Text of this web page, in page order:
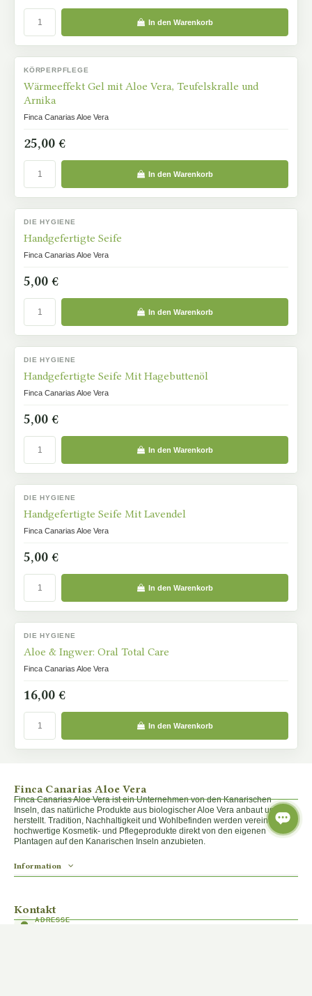
In den Warenkorb
KÖRPERPFLEGE
Wärmeeffekt Gel mit Aloe Vera, Teufelskralle und
Arnika
Finca Canarias Aloe Vera
25,00 €
In den Warenkorb
DIE HYGIENE
Handgefertigte Seife
Finca Canarias Aloe Vera
5,00 €
In den Warenkorb
DIE HYGIENE
Handgefertigte Seife Mit Hagebuttenöl
Finca Canarias Aloe Vera
5,00 €
In den Warenkorb
DIE HYGIENE
Handgefertigte Seife Mit Lavendel
Finca Canarias Aloe Vera
5,00 €
In den Warenkorb
DIE HYGIENE
Aloe & Ingwer: Oral Total Care
Finca Canarias Aloe Vera
16,00 €
In den Warenkorb
Finca Canarias Aloe Vera
Finca Canarias Aloe Vera ist ein Unternehmen von den Kanarischen
Inseln, das natürliche Produkte aus biologischer Aloe Vera anbaut und
herstellt. Tradition, Nachhaltigkeit und Wohlbefinden werden vereint, um
hochwertige Kosmetik- und Pflegeprodukte direkt von den eigenen
Plantagen auf den Kanarischen Inseln anzubieten.
Information
Kontakt
ADRESSE